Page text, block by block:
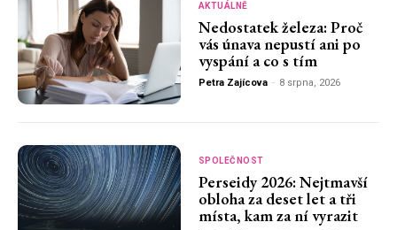
AKTUÁLNĚ
Nedostatek železa: Proč
vás únava nepustí ani po
vyspání a co s tím
Petra Zajícova - 8 srpna, 2026
SPOLEČNOST
Perseidy 2026: Nejtmavší
obloha za deset let a tři
místa, kam za ní vyrazit